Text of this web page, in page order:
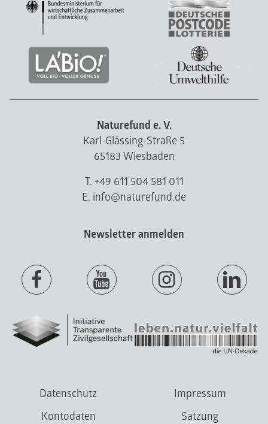
Naturefund e. V.
Karl-Glässing-Straße 5
65183 Wiesbaden
T. +49 611 504 581 011
E. info@naturefund.de
Newsletter anmelden
Datenschutz
Impressum
Kontodaten
Satzung